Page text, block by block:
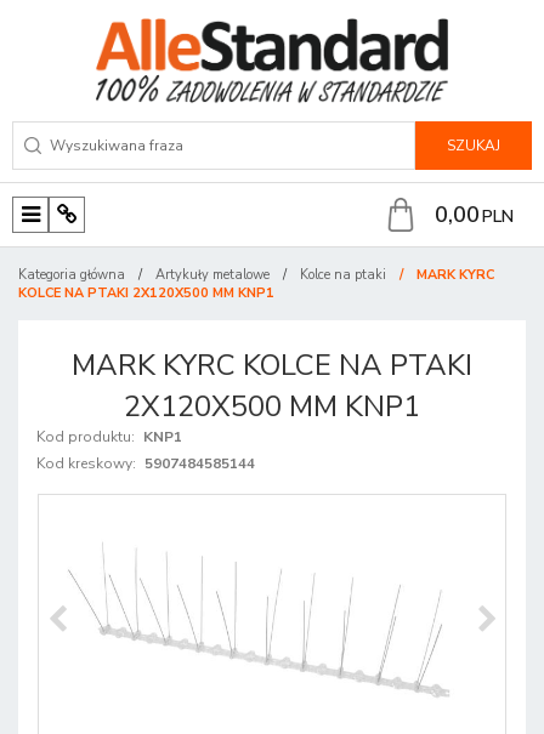
SZUKAJ
M
n
P
n
0,00PLN
Kategoria główna / Artykuły metalowe / Kolce na ptaki /
MARK KYRC
KOLCE NA PTAKI 2X120X500 MM KNP1
MARK KYRC KOLCE NA PTAKI
2X120X500 MM KNP1
Kod produktu: KNP1
Kod kreskowy: 5907484585144